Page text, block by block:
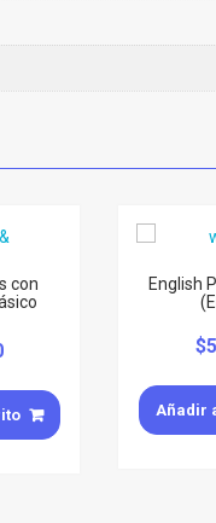
con
English
$
Añadir